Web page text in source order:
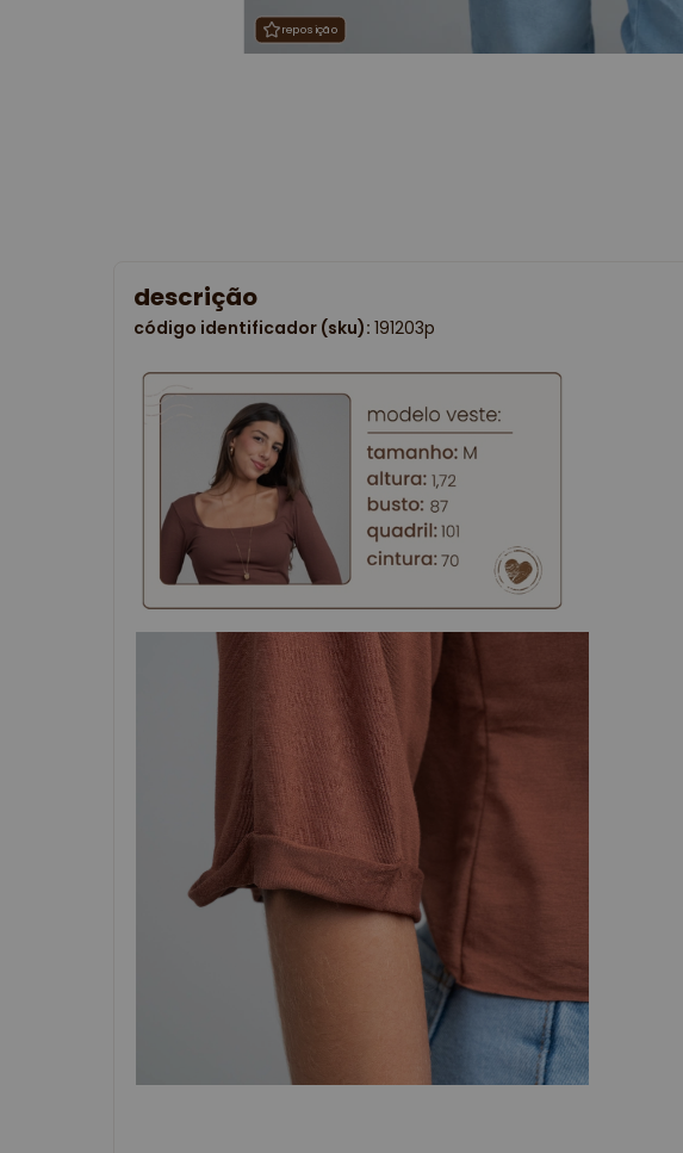
reposição
reposição
descrição
código identificador (sku): 191203p